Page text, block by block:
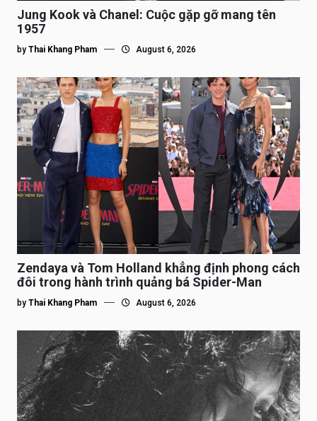
Jung Kook và Chanel: Cuộc gặp gỡ mang tên
1957
by Thai Khang Pham August 6, 2026
Zendaya và Tom Holland khẳng định phong cách
đôi trong hành trình quảng bá Spider-Man
by Thai Khang Pham August 6, 2026